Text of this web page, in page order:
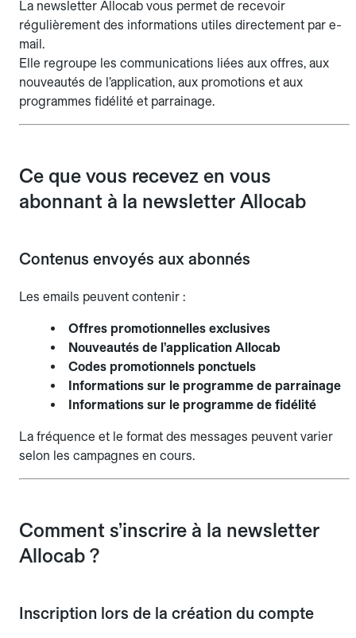
La newsletter Allocab vous permet de recevoir
régulièrement des informations utiles directement par e-
mail.
Elle regroupe les communications liées aux offres, aux
nouveautés de l’application, aux promotions et aux
programmes fidélité et parrainage.
Ce que vous recevez en vous
abonnant à la newsletter Allocab
Contenus envoyés aux abonnés
Les emails peuvent contenir :
Offres promotionnelles exclusives
Nouveautés de l’application Allocab
Codes promotionnels ponctuels
Informations sur le programme de parrainage
Informations sur le programme de fidélité
La fréquence et le format des messages peuvent varier
selon les campagnes en cours.
Comment s’inscrire à la newsletter
Allocab ?
Inscription lors de la création du compte